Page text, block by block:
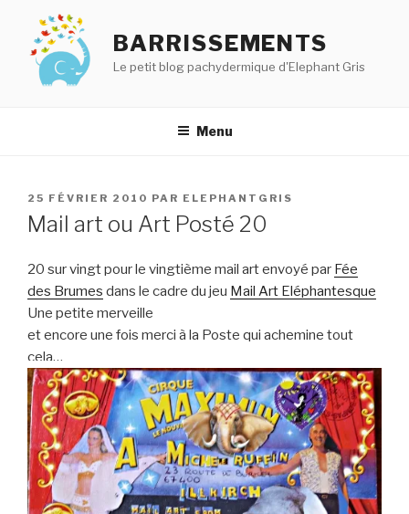
contenu
principal
BARRISSEMENTS
Le petit blog pachydermique d'Elephant Gris
Menu
PUBLIÉ
LE
25 FÉVRIER 2010 PAR ELEPHANTGRIS
Mail art ou Art Posté 20
20 sur vingt pour le vingtième mail art envoyé par Fée
des Brumes dans le cadre du jeu Mail Art Eléphantesque
Une petite merveille
et encore une fois merci à la Poste qui achemine tout
cela…